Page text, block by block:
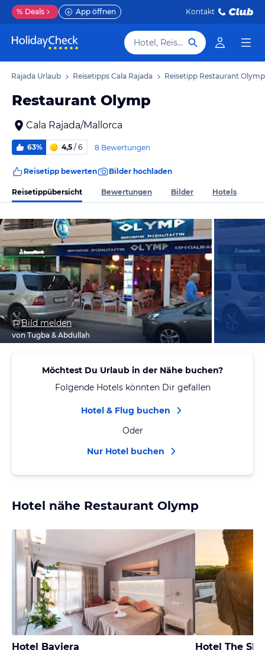
% Deals App öffnen Kontakt
Hotel, Reiseziel
Rajada Urlaub Reisetipps Cala Rajada Reisetipp Restaurant Olymp
Restaurant Olymp
Cala Rajada/Mallorca
63% 4,5 / 6 8 Bewertungen
Reisetipp bewerten Bilder hochladen
Reisetippübersicht Bewertungen Bilder Hotels
Bild melden
von Tugba & Abdullah
Möchtest Du Urlaub in der Nähe buchen?
Folgende Hotels könnten Dir gefallen
Hotel & Flug buchen
Oder
Nur Hotel buchen
Hotel nähe Restaurant Olymp
Hotel Baviera Hotel The